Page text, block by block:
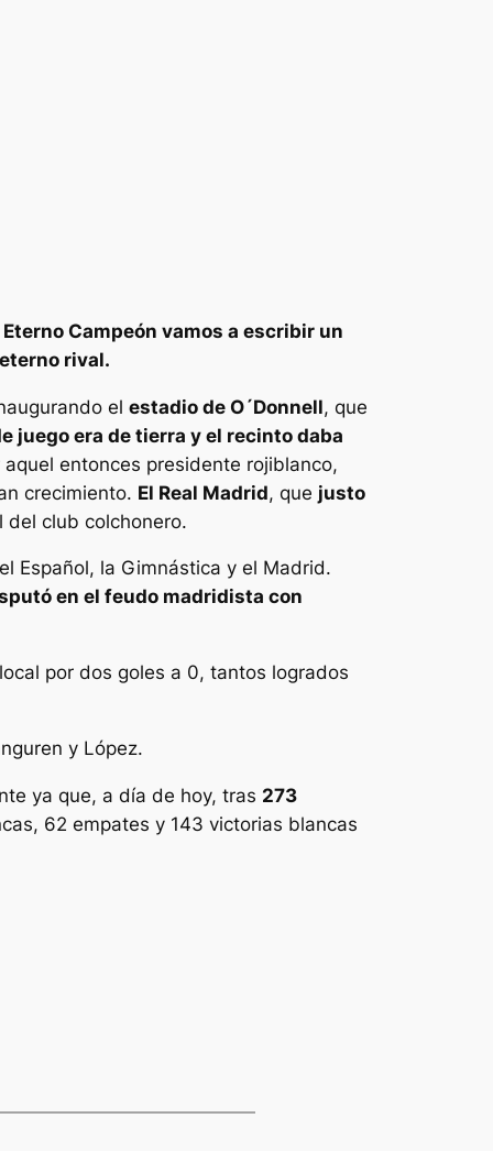
Campeón vamos a escribir un
rival.
el estadio de O´Donnell, que
juego era de tierra y el recinto daba
entonces presidente rojiblanco,
crecimiento. El Real Madrid, que justo
del club colchonero.
Español, la Gimnástica y el Madrid.
en el feudo madridista con
por dos goles a 0, tantos logrados
y López.
ya que, a día de hoy, tras 273
62 empates y 143 victorias blancas